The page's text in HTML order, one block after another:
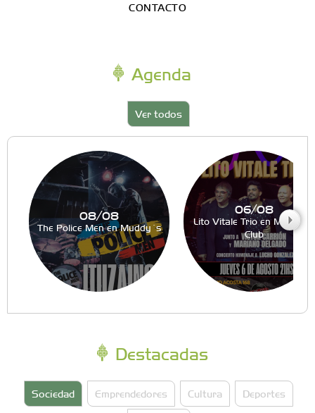
CONTACTO
Agenda
Ver todos
08/08
The Police Men en Muddy´s
06/08
Lito Vitale Trio en Muddy´s
Club
Destacadas
Sociedad Emprendedores Cultura Deportes